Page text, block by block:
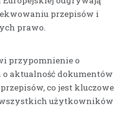
przepisów i
prawo.
przypomnienie o
aktualność dokumentów
co jest kluczowe
wszystkich użytkowników